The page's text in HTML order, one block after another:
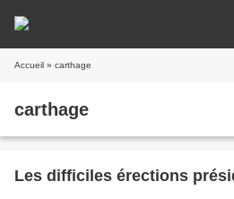
Accueil » carthage
carthage
Les difficiles érections